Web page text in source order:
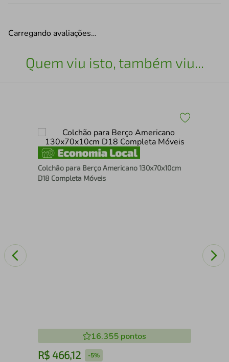
Carregando avaliações…
Quem viu isto, também viu...
Colchão para Berço Americano 130x70x10cm
D18 Completa Móveis
16.355 pontos
R$ 466,12 -5%